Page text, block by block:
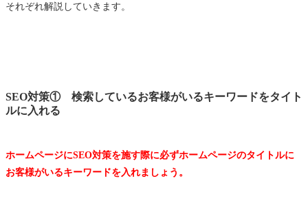
それぞれ解説していきます。
SEO対策① 検索しているお客様がいるキーワードをタイト
ルに入れる
ホームページにSEO対策を施す際に必ずホームページのタイトルに
お客様がいるキーワードを入れましょう。